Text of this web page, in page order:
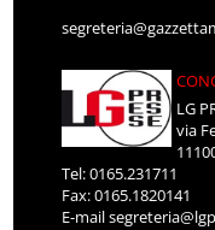
LG
via
Tel: 0165.231711
Fax: 0165.1820141
E-mail